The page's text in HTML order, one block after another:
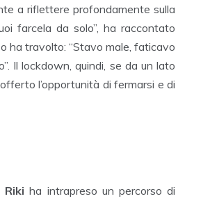
a riflettere profondamente sulla
farcela da solo”, ha raccontato
ha travolto: “Stavo male, faticavo
Il lockdown, quindi, se da un lato
l’opportunità di fermarsi e di
Riki ha intrapreso un percorso di